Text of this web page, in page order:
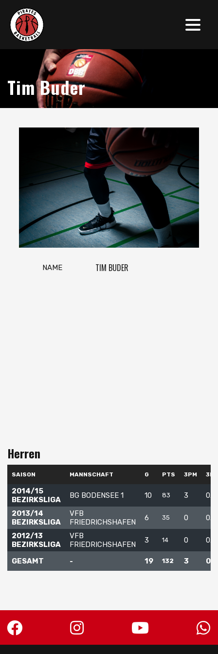
Tim Buder
NAME TIM BUDER
Herren
SAISON MANNSCHAFT G PTS 3PM
2014/15
BEZIRKSLIGA
BG BODENSEE 1 10 83 3 0.3
2013/14
BEZIRKSLIGA
VFB
FRIEDRICHSHAFEN
6 35 0 0.0
2012/13
BEZIRKSLIGA
VFB
FRIEDRICHSHAFEN
3 14 0 0.0
GESAMT - 19 132 3 0.2